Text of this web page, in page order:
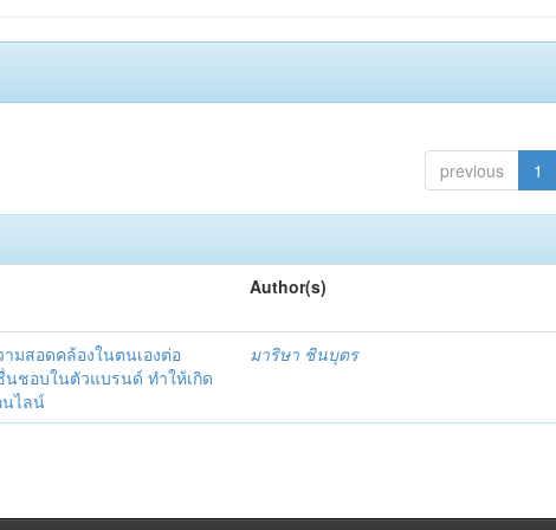
previous 1
Author(s)
มสอดคล้องในตนเองต่อ
ชอบในตัวแบรนด์ ทำให้เกิด
ไลน์
มาริษา ชินบุตร